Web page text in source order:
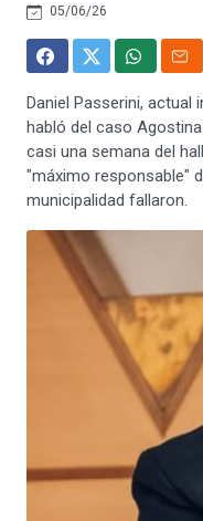
05/06/26
Daniel Passerini, actual
habló del caso
casi una semana del
"máximo responsable"
municipalidad fallaron.